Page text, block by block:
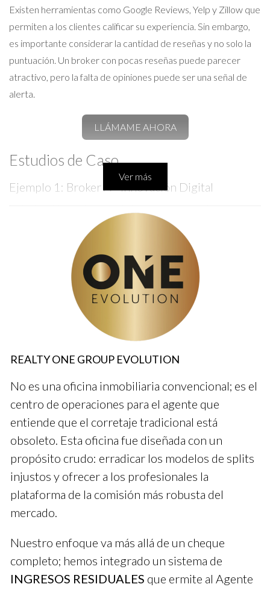
Existen herramientas como Google Reviews, Yelp y Zillow que
permiten a los clientes calificar su experiencia. Sin embargo,
es importante considerar la cantidad de reseñas y no solo la
puntuación. Un broker con pocas reseñas puede parecer
atractivo, pero la falta de opiniones puede ser una señal de
alerta.
LLÁMAME AHORA
Estudios de Caso
Ejemplo 1: Broker A - Innovación Digital
servicios. Ofrecen visitas virtuales y chatbots para responder
preguntas rápidamente. Según su página de Facebook, tienen
una calificación de 4.9 sobre 5 con más de 300 reseñas.
Muchos clientes destacan la rapidez en la respuesta y la
atención personalizada.
"Tuve una gran experiencia con el Broker A. Su
equipo siempre estuvo disponible para resolver
mis dudas." - Cliente satisfecho
Ejemplo 2: Broker B - Enfoque Tradicional
Por otro lado, el Broker B se centra en un enfoque más
tradicional. Realizan marketing en prensa local y tienen una
fuerte presencia en eventos comunitarios. Sin embargo, su
puntuación en Google es de 3.5, lo que indica que algunos
clientes han tenido problemas con la comunicación. Las
reseñas negativas mencionan tardanzas en las respuestas.
las respuestas que esperaba." - Cliente
decepcionado
Ver más
REALTY ONE GROUP EVOLUTION
No es una oficina inmobiliaria convencional; es el
centro de operaciones para el agente que
entiende que el corretaje tradicional está
obsoleto. Esta oficina fue diseñada con un
propósito crudo: erradicar los modelos de splits
injustos y ofrecer a los profesionales la
plataforma de la comisión más robusta del
mercado.
Nuestro enfoque va más allá de un cheque
completo; hemos integrado un sistema de
INGRESOS RESIDUALES que ermite al Agente